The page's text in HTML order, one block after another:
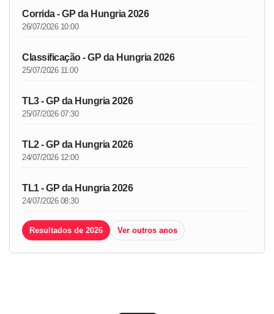
Corrida - GP da Hungria 2026
26/07/2026 10:00
Classificação - GP da Hungria 2026
25/07/2026 11:00
TL3 - GP da Hungria 2026
25/07/2026 07:30
TL2 - GP da Hungria 2026
24/07/2026 12:00
TL1 - GP da Hungria 2026
24/07/2026 08:30
Resultados de 2026 Ver outros anos